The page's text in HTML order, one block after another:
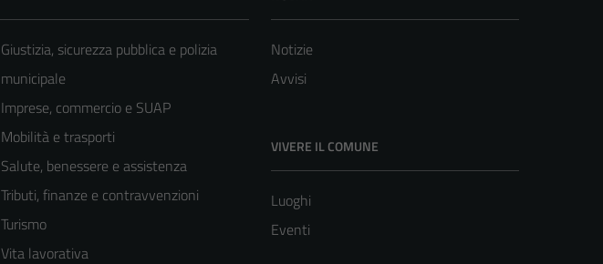
Giustizia, sicurezza pubblica e polizia
municipale
Imprese, commercio e SUAP
Mobilità e trasporti
Salute, benessere e assistenza
Tributi, finanze e contravvenzioni
Turismo
Vita lavorativa
Notizie
Avvisi
VIVERE IL COMUNE
Luoghi
Eventi